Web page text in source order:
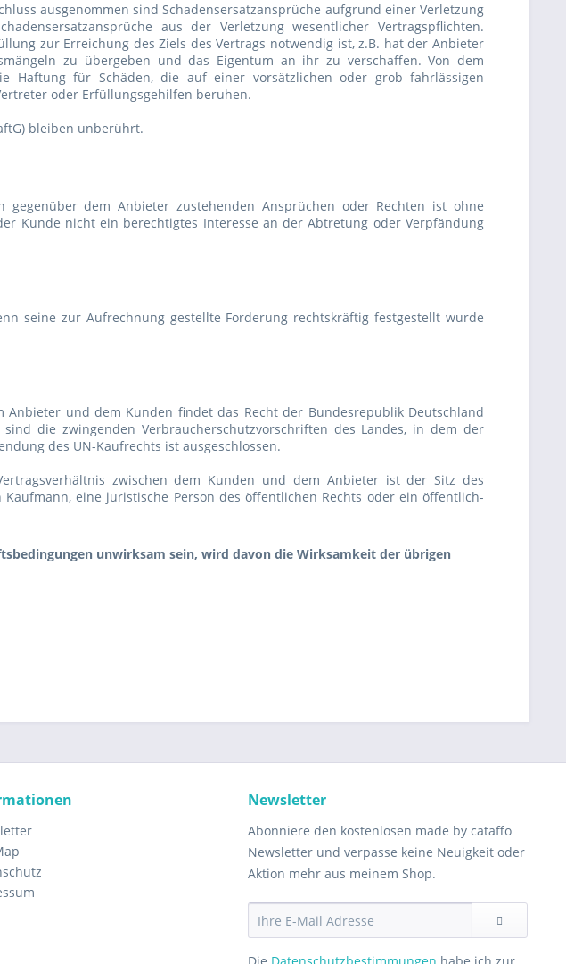
ausgenommen sind Schadensersatzansprüche aufgrund einer Verletzung
aus der Verletzung wesentlicher Vertragspflichten.
zur Erreichung des Ziels des Vertrags notwendig ist, z.B. hat der Anbieter
zu übergeben und das Eigentum an ihr zu verschaffen. Von dem
Haftung für Schäden, die auf einer vorsätzlichen oder grob fahrlässigen
oder Erfüllungsgehilfen beruhen.
bleiben unberührt.
dem Anbieter zustehenden Ansprüchen oder Rechten ist ohne
Kunde nicht ein berechtigtes Interesse an der Abtretung oder Verpfändung
seine zur Aufrechnung gestellte Forderung rechtskräftig festgestellt wurde
Anbieter und dem Kunden findet das Recht der Bundesrepublik Deutschland
die zwingenden Verbraucherschutzvorschriften des Landes, in dem der
des UN-Kaufrechts ist ausgeschlossen.
zwischen dem Kunden und dem Anbieter ist der Sitz des
eine juristische Person des öffentlichen Rechts oder ein öffentlich-
unwirksam sein, wird davon die Wirksamkeit der übrigen
Newsletter
Abonniere den kostenlosen made by cataffo
Newsletter und verpasse keine Neuigkeit oder
Aktion mehr aus meinem Shop.